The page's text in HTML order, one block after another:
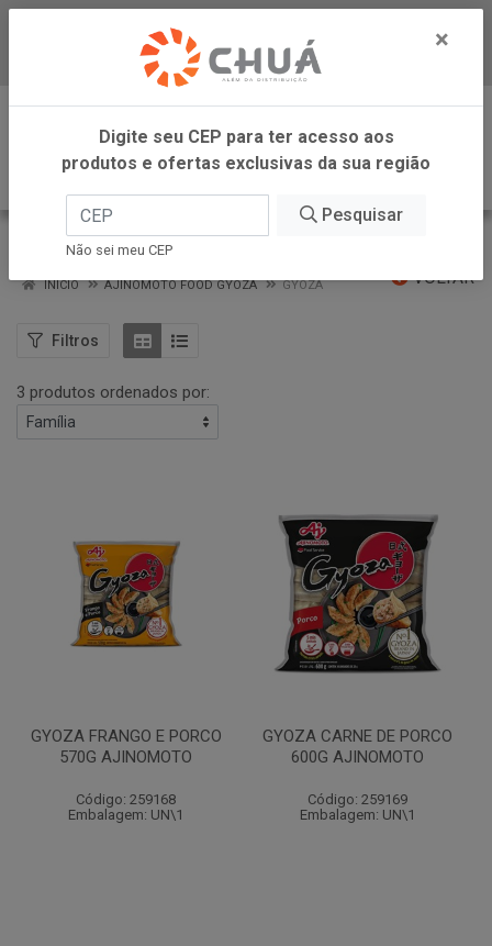
Baixe já nosso APP
0
GYOZA
VOLTAR
INÍCIO AJINOMOTO FOOD GYOZA GYOZA
Filtros
3 produtos ordenados por:
GYOZA FRANGO E PORCO
570G AJINOMOTO
Código: 259168
Embalagem: UN\1
GYOZA CARNE DE PORCO
600G AJINOMOTO
Código: 259169
Embalagem: UN\1
×
Digite seu CEP para ter acesso aos
produtos e ofertas exclusivas da sua região
Pesquisar
Não sei meu CEP